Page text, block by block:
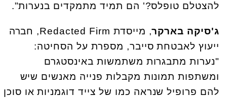
להצטלם טופלס?' הם תמיד מתמקדים בנערות".
ג'סיקה בארקר
, מייסדת Redacted Firm, חברה
ייעוץ לאבטחת סייבר, מספרת על הסחיטה:
"נערות מתבגרות משתמשות באינסטגרם
ומשתפות תמונות מקבלות פנייה מאנשים שיש
להם פרופיל שנראה כמו של צייד דוגמניות או סוכן